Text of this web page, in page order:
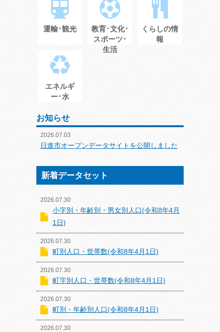
運輸･観光
教育･文化･
スポーツ･
生活
くらしの情
報
エネルギ
ー･水
お知らせ
2026.07.03
日進市オープンデータサイトを公開しました
新着データセット
2026.07.30
小字別・年齢別・男女別人口(令和8年4月
1日)
2026.07.30
町別人口・世帯数(令和8年4月1日)
2026.07.30
町字別人口・世帯数(令和8年4月1日)
2026.07.30
町別・年齢別人口(令和8年4月1日)
2026.07.30